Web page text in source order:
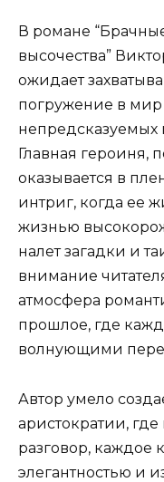
В романе
высочества”
ожидает
погружение в мир
непредсказуемых
Главная героиня,
оказывается в
интриг, когда ее
жизнью
налет загадки и
внимание
атмосфера
прошлое, где
волнующими
Автор умело
аристократии,
разговор, каждое
элегантностью и